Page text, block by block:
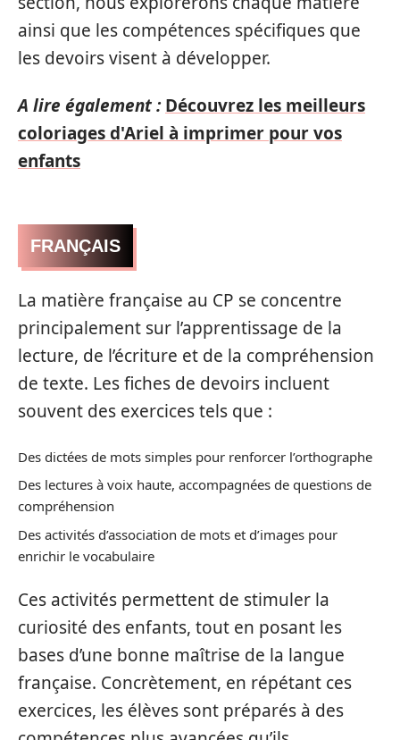
ainsi que les compétences spécifiques que
les devoirs visent à développer.
A lire également : Découvrez les meilleurs
coloriages d'Ariel à imprimer pour vos
enfants
FRANÇAIS
La matière française au CP se concentre
principalement sur l’apprentissage de la
lecture, de l’écriture et de la compréhension
de texte. Les fiches de devoirs incluent
souvent des exercices tels que :
Des dictées de mots simples pour renforcer l’orthographe
Des lectures à voix haute, accompagnées de questions de
compréhension
Des activités d’association de mots et d’images pour
enrichir le vocabulaire
Ces activités permettent de stimuler la
curiosité des enfants, tout en posant les
bases d’une bonne maîtrise de la langue
française. Concrètement, en répétant ces
exercices, les élèves sont préparés à des